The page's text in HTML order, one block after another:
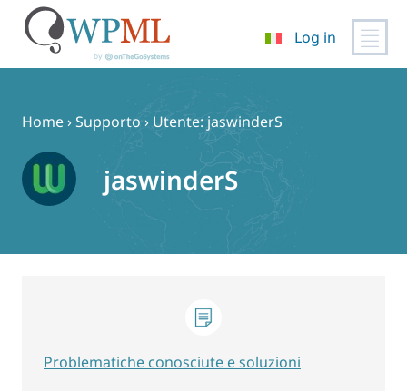
contenuto
Log in
Home›Supporto › Utente: jaswinderS
jaswinderS
Problematiche conosciute e soluzioni